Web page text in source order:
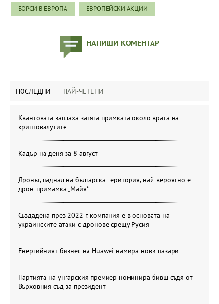
БОРСИ В ЕВРОПА ЕВРОПЕЙСКИ АКЦИИ
НАПИШИ КОМЕНТАР
ПОСЛЕДНИ НАЙ-ЧЕТЕНИ
Квантовата заплаха затяга примката около врата на
криптовалутите
Кадър на деня за 8 август
Дронът, паднал на българска територия, най-вероятно е
дрон-примамка „Майя“
Създадена през 2022 г. компания е в основата на
украинските атаки с дронове срещу Русия
Енергийният бизнес на Huawei намира нови пазари
Партията на унгарския премиер номинира бивш съдя от
Върховния съд за президент